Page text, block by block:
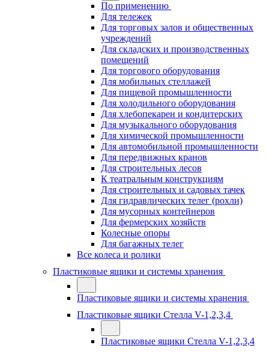
По применению
Для тележек
Для торговых залов и общественных
учреждений
Для складских и производственных
помещений
Для торгового оборудования
Для мобильных стеллажей
Для пищевой промышленности
Для холодильного оборудования
Для хлебопекарен и кондитерских
Для музыкального оборудования
Для химической промышленности
Для автомобильной промышленности
Для передвижных кранов
Для строительных лесов
К театральным конструкциям
Для строительных и садовых тачек
Для гидравлических телег (рохли)
Для мусорных контейнеров
Для фермерских хозяйств
Колесные опоры
Для багажных телег
Все колеса и ролики
Пластиковые ящики и системы хранения
Пластиковые ящики и системы хранения
Пластиковые ящики Стелла V-1,2,3,4
Пластиковые ящики Стелла V-1,2,3,4